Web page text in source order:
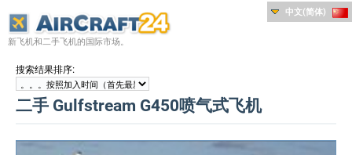
新飞机和二手飞机的国际市场。
中文(简体)
搜索结果排序:
二手 Gulfstream G450喷气式飞机